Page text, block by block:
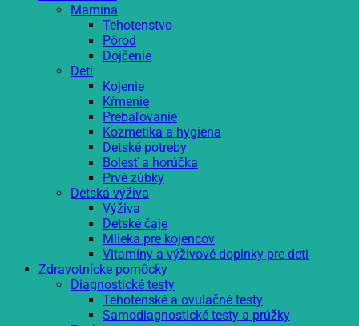
Mamina
Tehotenstvo
Pôrod
Dojčenie
Deti
Kojenie
Kŕmenie
Prebaľovanie
Kozmetika a hygiena
Detské potreby
Bolesť a horúčka
Prvé zúbky
Detská výživa
Výživa
Detské čaje
Mlieka pre kojencov
Vitamíny a výživové doplnky pre deti
Zdravotnícke pomôcky
Diagnostické testy
Tehotenské a ovulačné testy
Samodiagnostické testy a prúžky